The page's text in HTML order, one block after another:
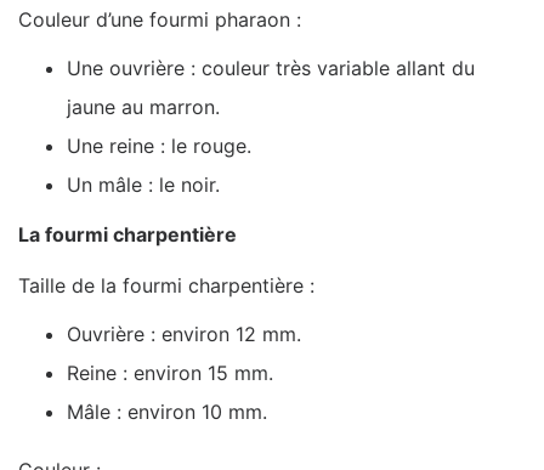
Couleur d’une fourmi pharaon :
Une ouvrière : couleur très variable allant du
jaune au marron.
Une reine : le rouge.
Un mâle : le noir.
La fourmi charpentière
Taille de la fourmi charpentière :
Ouvrière : environ 12 mm.
Reine : environ 15 mm.
Mâle : environ 10 mm.